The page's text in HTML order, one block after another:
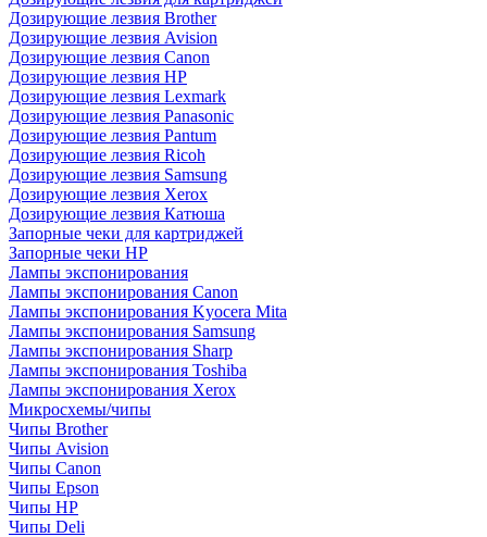
Дозирующие лезвия Brother
Дозирующие лезвия Avision
Дозирующие лезвия Canon
Дозирующие лезвия HP
Дозирующие лезвия Lexmark
Дозирующие лезвия Panasonic
Дозирующие лезвия Pantum
Дозирующие лезвия Ricoh
Дозирующие лезвия Samsung
Дозирующие лезвия Xerox
Дозирующие лезвия Катюша
Запорные чеки для картриджей
Запорные чеки HP
Лампы экспонирования
Лампы экспонирования Canon
Лампы экспонирования Kyocera Mita
Лампы экспонирования Samsung
Лампы экспонирования Sharp
Лампы экспонирования Toshiba
Лампы экспонирования Xerox
Микросхемы/чипы
Чипы Brother
Чипы Avision
Чипы Canon
Чипы Epson
Чипы HP
Чипы Deli